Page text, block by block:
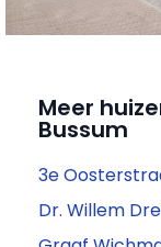
Meer
Bussum
3e
Dr. Willem